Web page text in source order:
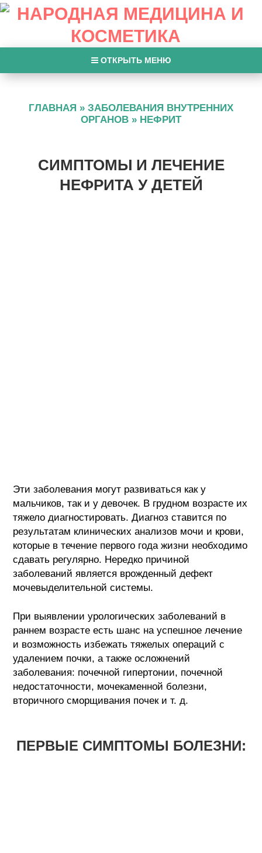
ОТКРЫТЬ МЕНЮ
ГЛАВНАЯ » ЗАБОЛЕВАНИЯ ВНУТРЕННИХ
ОРГАНОВ » НЕФРИТ
СИМПТОМЫ И ЛЕЧЕНИЕ
НЕФРИТА У ДЕТЕЙ
Эти заболевания могут развиваться как у
мальчиков, так и у девочек. В грудном возрасте их
тяжело диагностировать. Диагноз ставится по
результатам клинических анализов мочи и крови,
которые в течение первого года жизни необходимо
сдавать регулярно. Нередко причиной
заболеваний является врожденный дефект
мочевыделительной системы.
При выявлении урологических заболеваний в
раннем возрасте есть шанс на успешное лечение
и возможность избежать тяжелых операций с
удалением почки, а также осложнений
заболевания: почечной гипертонии, почечной
недостаточности, мочекаменной болезни,
вторичного сморщивания почек и т. д.
ПЕРВЫЕ СИМПТОМЫ БОЛЕЗНИ: